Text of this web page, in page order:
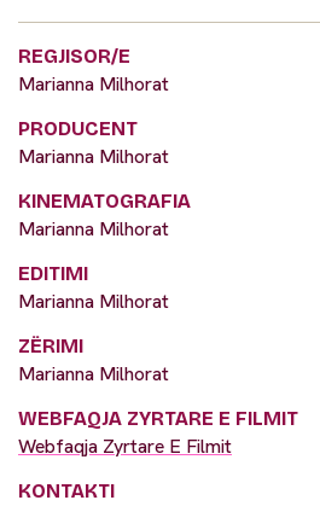
REGJISOR/E
Marianna Milhorat
PRODUCENT
Marianna Milhorat
KINEMATOGRAFIA
Marianna Milhorat
EDITIMI
Marianna Milhorat
ZËRIMI
Marianna Milhorat
WEBFAQJA ZYRTARE E FILMIT
Webfaqja Zyrtare E Filmit
KONTAKTI